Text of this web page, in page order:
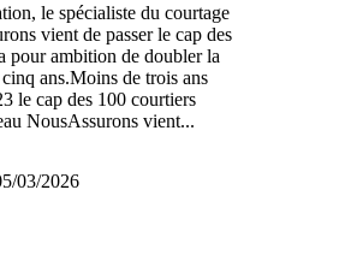
le spécialiste du courtage
vient de passer le cap des
pour ambition de doubler la
ans.Moins de trois ans
le cap des 100 courtiers
NousAssurons vient...
03/2026